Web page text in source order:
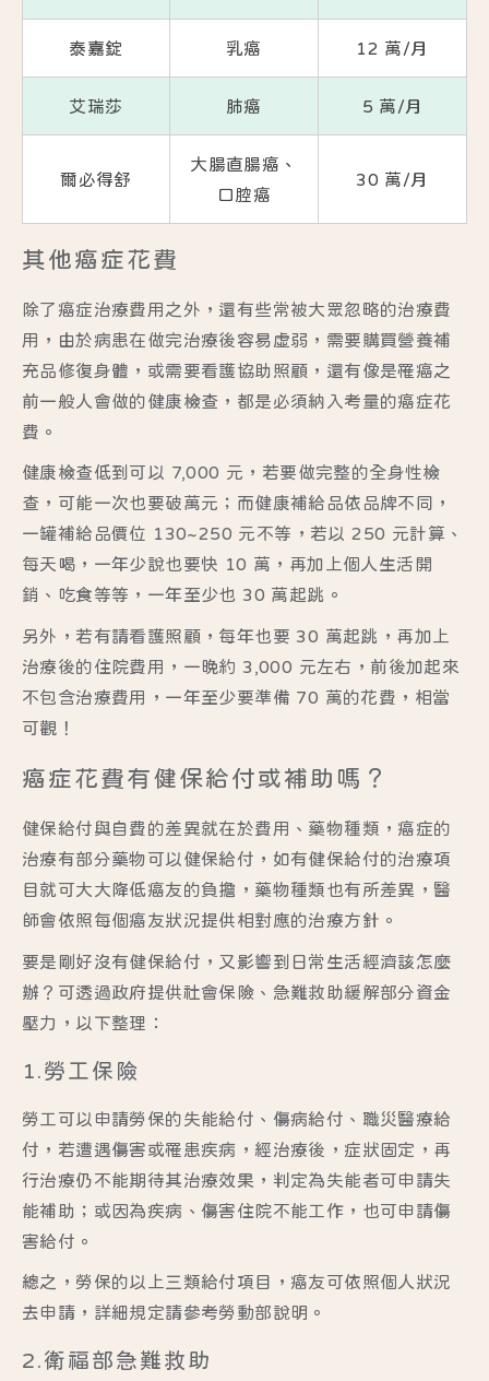
泰嘉錠 乳癌 12 萬/月
艾瑞莎 肺癌 5 萬/月
爾必得舒
大腸直腸癌、
口腔癌
30 萬/月
其他癌症花費
除了癌症治療費用之外，還有些常被大眾忽略的治療費
用，由於病患在做完治療後容易虛弱，需要購買營養補
充品修復身體，或需要看護協助照顧，還有像是罹癌之
前一般人會做的健康檢查，都是必須納入考量的癌症花
費。
健康檢查低到可以 7,000 元，若要做完整的全身性檢
查，可能一次也要破萬元；而健康補給品依品牌不同，
一罐補給品價位 130~250 元不等，若以 250 元計算、
每天喝，一年少說也要快 10 萬，再加上個人生活開
銷、吃食等等，一年至少也 30 萬起跳。
另外，若有請看護照顧，每年也要 30 萬起跳，再加上
治療後的住院費用，一晚約 3,000 元左右，前後加起來
不包含治療費用，一年至少要準備 70 萬的花費，相當
可觀！
癌症花費有健保給付或補助嗎？
健保給付與自費的差異就在於費用、藥物種類，癌症的
治療有部分藥物可以健保給付，如有健保給付的治療項
目就可大大降低癌友的負擔，藥物種類也有所差異，醫
師會依照每個癌友狀況提供相對應的治療方針。
要是剛好沒有健保給付，又影響到日常生活經濟該怎麼
辦？可透過政府提供社會保險、急難救助緩解部分資金
壓力，以下整理：
1.勞工保險
勞工可以申請勞保的失能給付、傷病給付、職災醫療給
付，若遭遇傷害或罹患疾病，經治療後，症狀固定，再
行治療仍不能期待其治療效果，判定為失能者可申請失
能補助；或因為疾病、傷害住院不能工作，也可申請傷
害給付。
總之，勞保的以上三類給付項目，癌友可依照個人狀況
去申請，詳細規定請參考勞動部說明 。
2.衛福部急難救助